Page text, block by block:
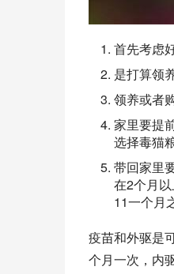
首先考虑
是打算领
领养或者
家里要提
选择毒猫
带回家里
在2个月
11一个月
疫苗和外驱是
个月一次，内